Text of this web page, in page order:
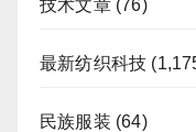
技术文章(76)
最新纺织科技
民族服装 (64)